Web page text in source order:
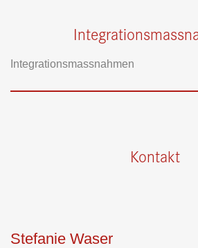
Integrationsmassnahmen
Kontakt
Stefanie Waser